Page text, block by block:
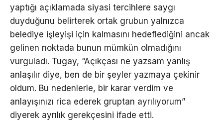
yaptığı açıklamada siyasi tercihlere saygı
duyduğunu belirterek ortak grubun yalnızca
belediye işleyişi için kalmasını hedeflediğini ancak
gelinen noktada bunun mümkün olmadığını
vurguladı. Tugay, “Açıkçası ne yazsam yanlış
anlaşılır diye, ben de bir şeyler yazmaya çekinir
oldum. Bu nedenlerle, bir karar verdim ve
anlayışınızı rica ederek gruptan ayrılıyorum”
diyerek ayrılık gerekçesini ifade etti.